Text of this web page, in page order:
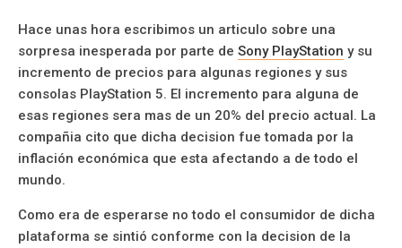
Hace unas hora escribimos un articulo sobre una
sorpresa inesperada por parte de Sony PlayStation y su
incremento de precios para algunas regiones y sus
consolas PlayStation 5. El incremento para alguna de
esas regiones sera mas de un 20% del precio actual. La
compañia cito que dicha decision fue tomada por la
inflación económica que esta afectando a de todo el
mundo.
Como era de esperarse no todo el consumidor de dicha
plataforma se sintió conforme con la decision de la